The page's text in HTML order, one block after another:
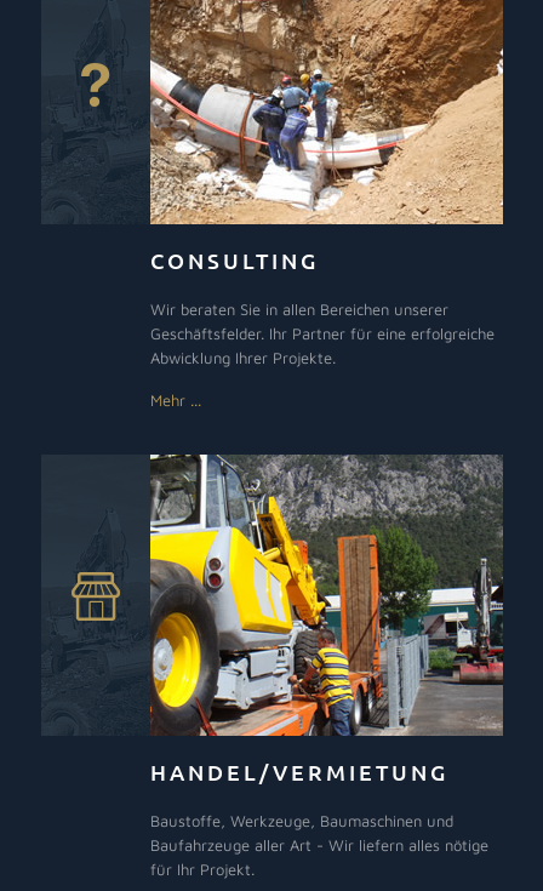
CONSULTING
Wir beraten Sie in allen Bereichen unserer
Geschäftsfelder. Ihr Partner für eine erfolgreiche
Abwicklung Ihrer Projekte.
Mehr ...
HANDEL/VERMIETUNG
Baustoffe, Werkzeuge, Baumaschinen und
Baufahrzeuge aller Art - Wir liefern alles nötige
für Ihr Projekt.